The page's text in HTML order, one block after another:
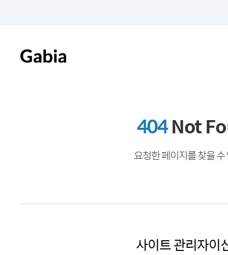
404Not
요청한 페이지를 찾을
사이트 관리자이